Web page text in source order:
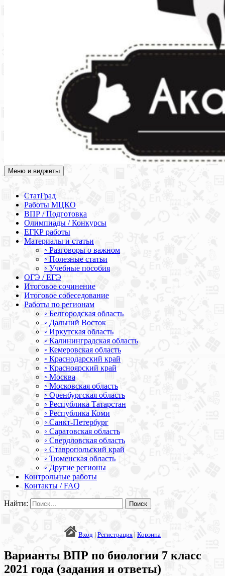
Академия СОВА
Подготовка к ЕГЭ, ОГЭ, ВПР, МЦКО, СтатГрад, КДР, ВОШ,
Меню и виджеты
СтатГрад
Работы МЦКО
ВПР / Подготовка
Олимпиады / Конкурсы
ЕГКР работы
Материалы и статьи
◦ Разговоры о важном
◦ Полезные статьи
◦ Учебные пособия
ОГЭ / ЕГЭ
Итоговое сочинение
Итоговое собеседование
Работы по регионам
◦ Белгородская область
◦ Дальний Восток
◦ Иркутская область
◦ Калининградская область
◦ Кемеровская область
◦ Краснодарский край
◦ Красноярский край
◦ Москва
◦ Московская область
◦ Оренбургская область
◦ Республика Татарстан
◦ Республика Коми
◦ Санкт-Петербург
◦ Саратовская область
◦ Свердловская область
◦ Ставропольский край
◦ Тюменская область
◦ Другие регионы
Контрольные работы
Контакты / FAQ
Найти:
Вход | Регистрация | Корзина
Варианты ВПР по биологии 7 класс
2021 года (задания и ответы)